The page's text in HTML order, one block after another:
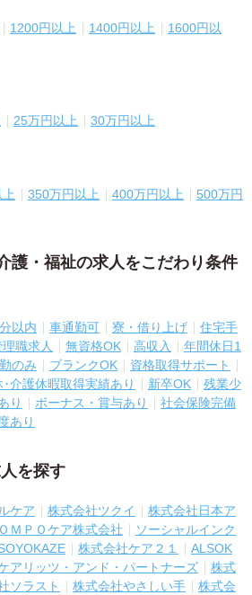
1200円以上 1400円以上
1600円以
25万円以上 30万円以上
350万円以上 400万円以上
500万円
護・福祉の求人をこだわり条件
以内 車通勤可 寮・借り上げ
住宅手
理職求人 無資格OK 高収入
年間休日1
のみ ブランクOK
資格取得サポート
･介護休暇取得実績あり 新卒OK
残業少
り ボーナス・賞与あり
社会保険完備
あり
を探す
ケア 株式会社ツクイ
株式会社日本ア
ＭＰＯケア株式会社
ソーシャルインク
株式会社ケア２１
ALSOK
アリッツ・アンド・パートナーズ
株式
ソラスト 株式会社やさしい手
株式会